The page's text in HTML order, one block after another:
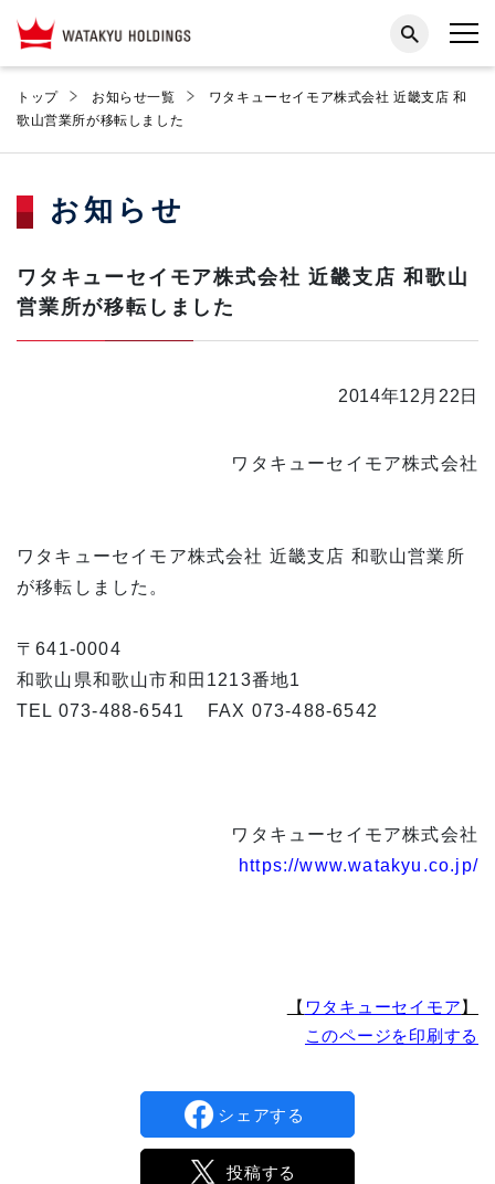
トップ お知らせ一覧
ワタキューセイモア株式会社 近畿支店 和
歌山営業所が移転しました
お知らせ
ワタキューセイモア株式会社 近畿支店 和歌山
営業所が移転しました
2014年12月22日
ワタキューセイモア株式会社
ワタキューセイモア株式会社 近畿支店 和歌山営業所
が移転しました。
〒641-0004
和歌山県和歌山市和田1213番地1
TEL 073-488-6541 FAX 073-488-6542
ワタキューセイモア株式会社
https://www.watakyu.co.jp/
【 ワタキューセイモア】
このページを印刷する
シェアする
投稿する